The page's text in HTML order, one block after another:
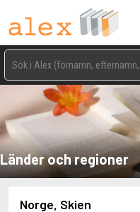
Länder och regioner
Norge, Skien